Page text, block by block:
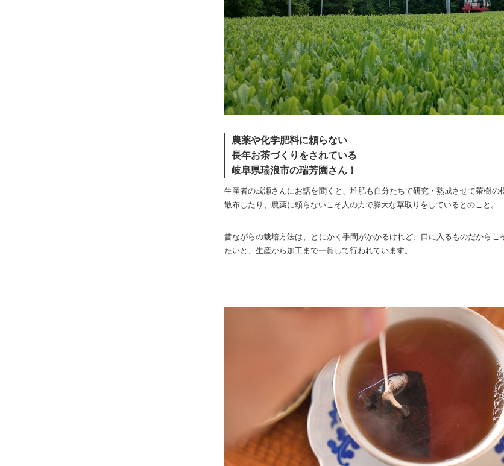
農薬や化学肥料に頼らない
長年お茶づくりをされている
岐阜県瑞浪市の瑞芳園さん！
生産者の成瀬さんにお話を聞くと、堆肥も自分たちで研究・熟成させて茶樹の
散布したり、農薬に頼らないこそ人の力で膨大な草取りをしているとのこと。
昔ながらの栽培方法は、とにかく手間がかかるけれど、口に入るものだからこ
たいと、生産から加工まで一貫して行われています。